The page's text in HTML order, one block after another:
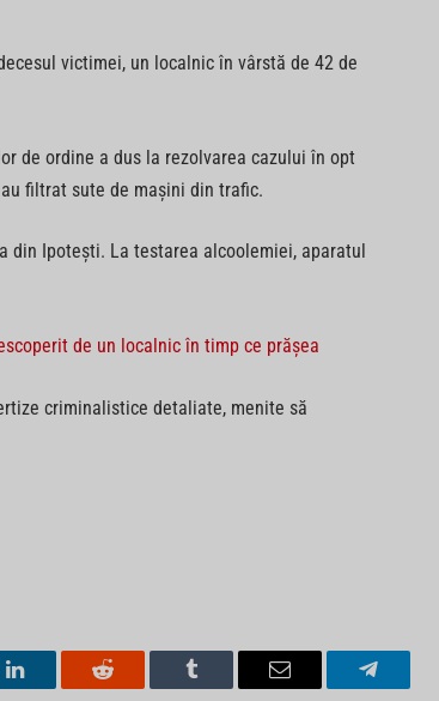
victimei, un localnic în vârstă de 42 de
de ordine a dus la rezolvarea cazului în opt
filtrat sute de mașini din trafic.
Ipotești. La testarea alcoolemiei, aparatul
de un localnic în timp ce prășea
criminalistice detaliate, menite să
LinkedIn Reddit Tumblr Email